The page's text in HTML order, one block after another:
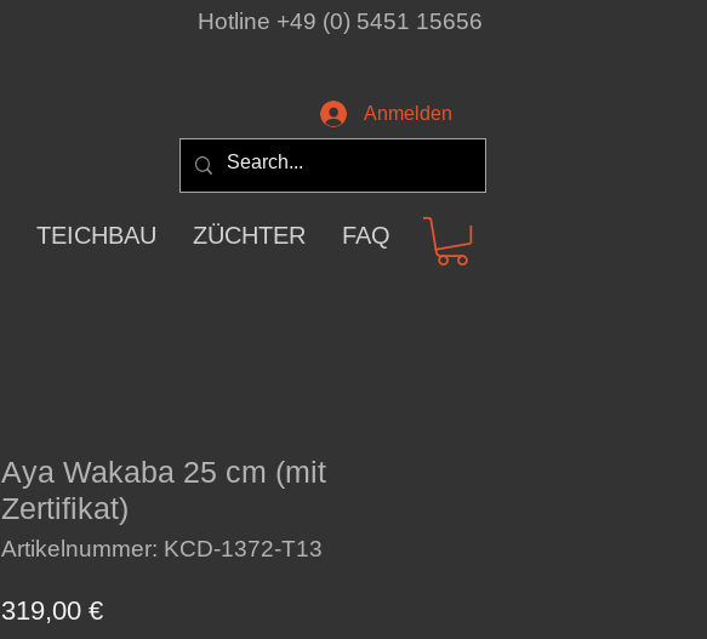
Hotline +49 (0) 5451 15656
Anmelden
TEICHBAU ZÜCHTER FAQ
Aya Wakaba 25 cm (mit
Zertifikat)
Artikelnummer: KCD-1372-T13
319,00 €Preis